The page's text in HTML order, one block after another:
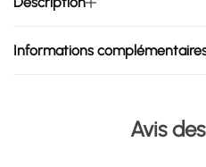
Informations
Avis